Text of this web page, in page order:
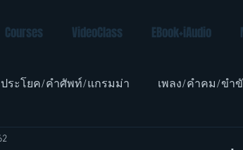
Courses VideoClass EBook+iAudio
ประโยค/คำศัพท์/แกรมม่า เพลง/คำคม/ขำ